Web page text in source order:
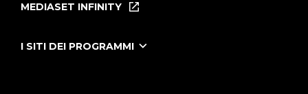
Le Iene Presentano Inside
Tutti i servizi
MEDIASET INFINITY
I SITI DEI PROGRAMMI